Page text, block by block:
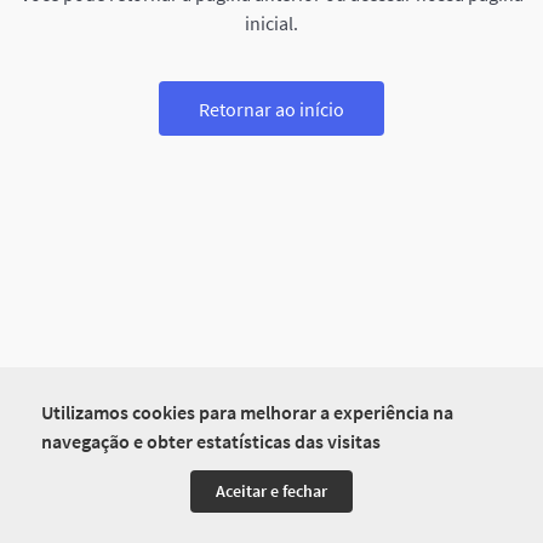
Utilizamos cookies para melhorar a experiência na
navegação e obter estatísticas das visitas
Aceitar e fechar
inicial.
Retornar ao início